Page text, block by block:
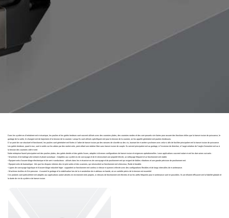
Dans les systèmes d'entraînement mécanique, les poulies et les galets tendeurs sont souvent utilisés avec des courroies plates, des courroies rondes et des composants similaires pour assurer des fonctions telles que la transmission de puissance, le
guidage de la sortie, le changement de trajectoire et la tension de la courroie. Lorsqu'ils sont utilisés spécifiquement pour la tension de la courroie, on les appelle généralement poulies tendeuses.
D'un point de vue structurel et fonctionnel, les poulies sont généralement fixées à l'arbre de transmission par des rainures de clavette ou des vis, tournant de manière synchrone avec celui-ci afin de faciliter principalement la transmission de puissance.
Les galets tendeurs, quant à eux, sont montés sur les arbres par des roulements, permettant une rotation libre sans transmission de couple. Ils servent principalement au guidage, à l'inversion de direction, à l'augmentation de l'angle d'enroulement ou à
la tension des courroies côté mené.
Notre entreprise fournit principalement des poulies plates, des galets dentés et des galets lisses, adaptés à diverses configurations de transmission et exigences opérationnelles. Leurs applications couvrent notamment les domaines suivants :
• Machines d'emballage alimentaire et pharmaceutique : Adaptées aux systèmes de convoyage et de tri nécessitant une propreté élevée, un nettoyage fréquent et un fonctionnement stable.
• Équipements d'assemblage électronique et de semi-conducteurs : utilisés dans les mécanismes de convoyage et de positionnement qui exigent de faibles vibrations et une grande précision de positionnement.
• Équipements de bureautique : tels que les disques internes des imprimantes et des scanners, qui nécessitent un fonctionnement silencieux, fluide et durable.
• Lignes de convoyage logistique et d'assemblage industriel léger : supportent un fonctionnement continu à vitesse moyenne à élevée avec des configurations flexibles et de longs intervalles de maintenance.
• Machines textiles et d'impression : Assurent le guidage et la stabilisation lors de la manutention de matériaux en bande, où un contrôle précis de la tension est essentiel.
Ces produits sont particulièrement adaptés aux applications automatisées en environnements propres, à vitesses de fonctionnement élevées et où les arrêts fréquents pour maintenance sont impossibles. Ils améliorent efficacement la fiabilité globale et
la durée de vie du système de transmission.